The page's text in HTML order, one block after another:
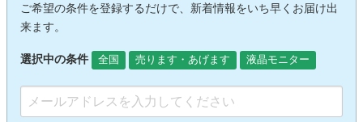
ご希望の条件を登録するだけで、新着情報をいち早くお届け出
来ます。
選択中の条件 全国 売ります・あげます 液晶モニター